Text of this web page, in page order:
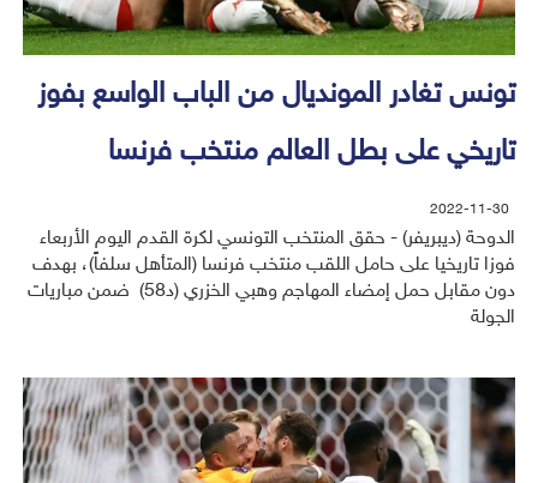
تونس تغادر المونديال من الباب الواسع بفوز
تاريخي على بطل العالم منتخب فرنسا
2022-11-30
الدوحة (ديبريفر) - حقق المنتخب التونسي لكرة القدم اليوم الأربعاء
فوزا تاريخيا على حامل اللقب منتخب فرنسا (المتأهل سلفاً)، بهدف
دون مقابل حمل إمضاء المهاجم وهبي الخزري (د58) ضمن مباريات
الجولة